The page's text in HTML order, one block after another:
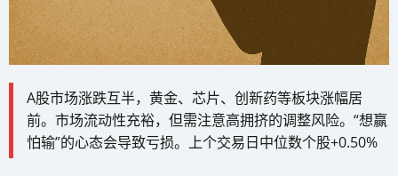
A股市场涨跌互半，黄金、芯片、创新药等板块涨幅居
前。市场流动性充裕，但需注意高拥挤的调整风险。“想赢
怕输”的心态会导致亏损。上个交易日中位数个股+0.50%